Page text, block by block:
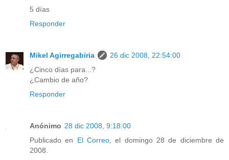
5 días
Responder
Mikel Agirregabiria
26 dic 2008, 22:54:00
¿Cinco días para...?
¿Cambio de año?
Responder
Anónimo 28 dic 2008, 9:18:00
Publicado en El Correo , el domingo 28 de diciembre de
2008.